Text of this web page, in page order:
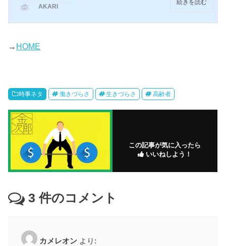
2019/01/18/member-568/パニック（発作）障害
続きを読む
AKARI
→ HOME
時事ネタ 働きづらさ 生きづらさ 高齢者
この記事が気に入ったら
いいねしよう！
3 件のコメント
カメレオン より: